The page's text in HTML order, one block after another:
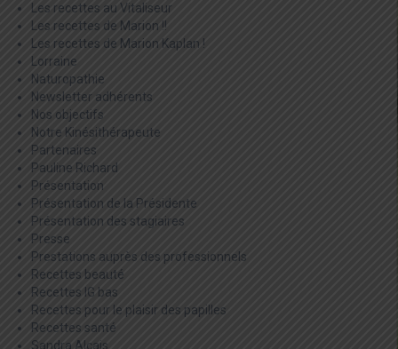
Les recettes au Vitaliseur
Les recettes de Marion !!
Les recettes de Marion Kaplan !
Lorraine
Naturopathie
Newsletter adhérents
Nos objectifs
Notre Kinésithérapeute
Partenaires
Pauline Richard
Présentation
Présentation de la Présidente
Présentation des stagiaires
Presse
Prestations auprès des professionnels
Recettes beauté
Recettes IG bas
Recettes pour le plaisir des papilles
Recettes santé
Sandra Alcais